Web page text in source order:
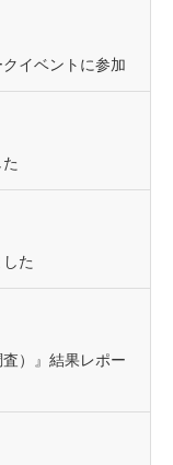
イベントに参加
た
）』結果レポー